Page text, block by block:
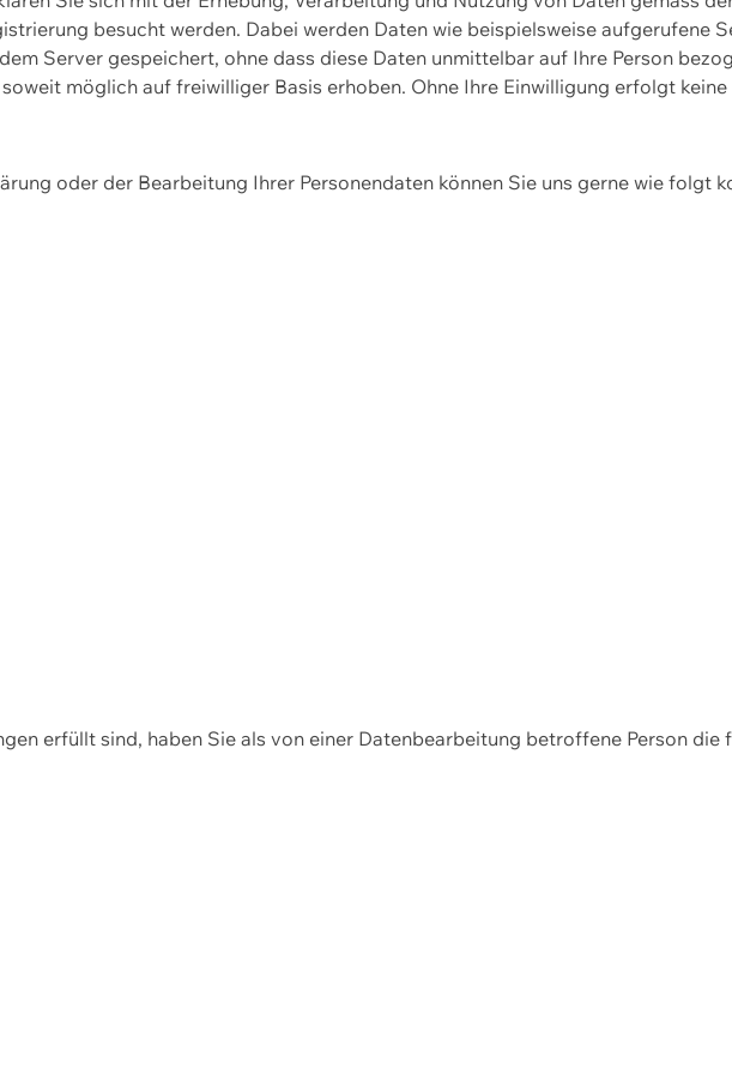
besucht werden. Dabei werden Daten wie beispielsweise aufgerufene
Server gespeichert, ohne dass diese Daten unmittelbar auf Ihre Person
möglich auf freiwilliger Basis erhoben. Ohne Ihre Einwilligung erfolgt
oder der Bearbeitung Ihrer Personendaten können Sie uns gerne wie folgt
erfüllt sind, haben Sie als von einer Datenbearbeitung betroffene Person die